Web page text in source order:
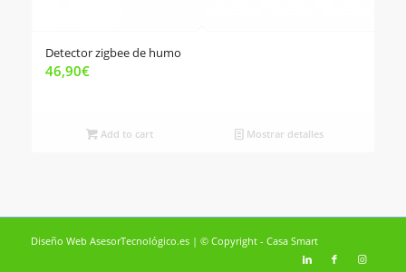
Detector zigbee de humo
46,90€
Add to cart Mostrar detalles
Diseño Web AsesorTecnológico.es | © Copyright - Casa Smart